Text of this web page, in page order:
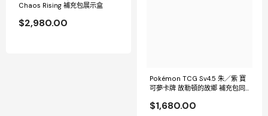
Chaos Rising 補充包展示盒
$2,980.00
Pokémon TCG Sv4.5 朱／紫 寶
可夢卡牌 故勒頓的故鄉 補充包同
$1,680.00